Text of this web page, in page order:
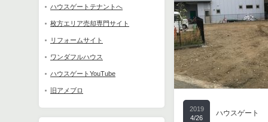
ハウスゲートテナントへ
枚方エリア売却専門サイト
リフォームサイト
ワンダフルハウス
ハウスゲートYouTube
旧アメブロ
2019
4/26
ハウスゲート